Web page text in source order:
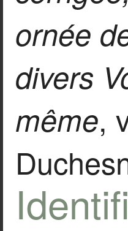
ornée
divers
même,